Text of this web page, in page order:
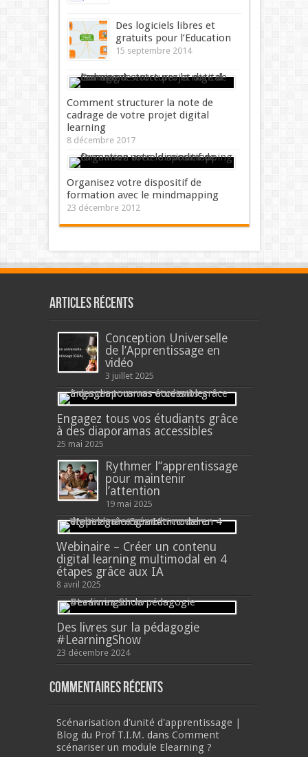
Des logiciels libres et
gratuits pour l’Education
15 septembre 2014
Comment structurer la note de
cadrage de votre projet digital
learning
8 décembre 2017
Organisez votre dispositif de
formation avec le mindmapping
23 décembre 2012
Articles récents
Conception Universelle
de l’Apprentissage en
vidéo
3 juillet 2025
Engagez tous vos étudiants grâce
à des diaporamas accessibles
25 mai 2025
Rythmer l’’apprentissage
pour maintenir
l’attention
19 mai 2025
Webinaire – Créer un contenu
digital learning multimodal en 4
étapes grâce aux IA
8 avril 2025
Des livres sur la pédagogie
#LearningShow
23 décembre 2024
Commentaires récents
Scénarisation d'unité d'apprentissage |
Blog du Prof T.I.M. dans Comment
scénariser un module Elearning ?